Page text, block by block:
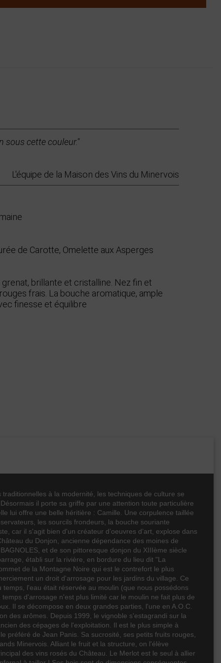
sous cette couleur."
L'équipe de la Maison des Vins du Minervois
de Carotte, Omelette aux Asperges
brillante et cristalline. Nez fin et
frais. La bouche aromatique, ample
finesse et équilibre
à la modernité, les techniques de culture se
il porte sa griffe par une attention toute particulière
lui offre une belle héritière : Camille. Une corpulence taillée
les sourcils frondeurs, la bouche souriante
car il s'agit bien d'un créateur d’oeuvres d’art, explose dans
du Donjon, ancienne dépendance des moines de
et de son pittoresque donjon du XIIIème siècle
établi sur la rivière, en bordure du lieu dit "La
de la Montagne Noire qui est le contrefort le plus
un droit d'arrosage pour les jardins du village. Ce
l'eau était réservée au moulin (que nous possédons
d'arrosage n'est plus limité car le moulin ne fait plus de
Il se décompose en deux grandes parties, l'une en A.O.C.
des arômes. Depuis 1999, le vignoble s'estagrandi sur la
des cépages de l'exploitation. Il est le plus simple à
préféré de Jean Panis. Sa sucrosité, ses petits fruits rouges,
Minervois. Alliant le fruit et la structure, on l'élève
des vins rosés du Château. Le Merlot est le seul à allier